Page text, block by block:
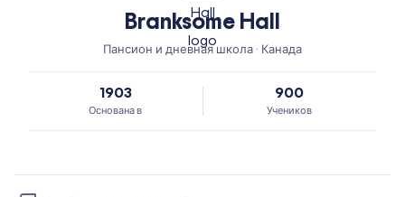
Branksome Hall
Пансион и дневная школа · Канада
1903
Основана в
900
Учеников